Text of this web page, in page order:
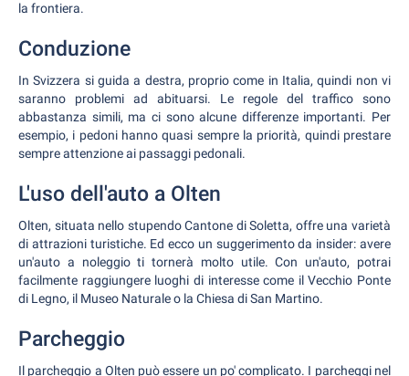
la frontiera.
Conduzione
In Svizzera si guida a destra, proprio come in Italia, quindi non vi
saranno problemi ad abituarsi. Le regole del traffico sono
abbastanza simili, ma ci sono alcune differenze importanti. Per
esempio, i pedoni hanno quasi sempre la priorità, quindi prestare
sempre attenzione ai passaggi pedonali.
L'uso dell'auto a Olten
Olten, situata nello stupendo Cantone di Soletta, offre una varietà
di attrazioni turistiche. Ed ecco un suggerimento da insider: avere
un'auto a noleggio ti tornerà molto utile. Con un'auto, potrai
facilmente raggiungere luoghi di interesse come il Vecchio Ponte
di Legno, il Museo Naturale o la Chiesa di San Martino.
Parcheggio
Il parcheggio a Olten può essere un po' complicato. I parcheggi nel